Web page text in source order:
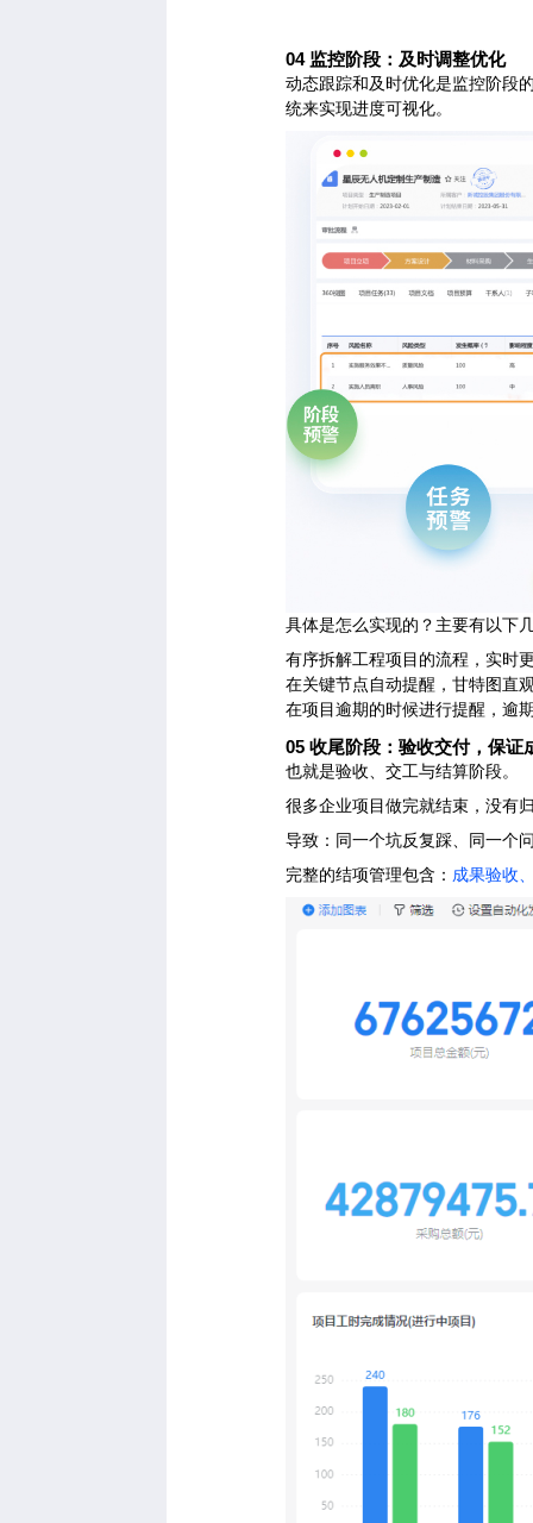
04 监控阶段：及时调整优化
动态跟踪和及时优化是监控阶段
统来实现进度可视化。
具体是怎么实现的？主要有以下
有序拆解工程项目的流程，实时
在关键节点自动提醒，甘特图直
在项目逾期的时候进行提醒，逾
05 收尾阶段：验收交付，保证
也就是验收、交工与结算阶段。
很多企业项目做完就结束，没有
导致：同一个坑反复踩、同一个
完整的结项管理包含： 成果验收